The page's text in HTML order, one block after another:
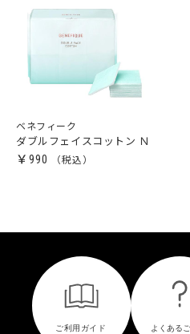
ベネフィーク
ダブルフェイスコットン Ｎ
￥990